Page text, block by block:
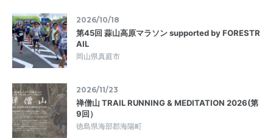
2026/10/18
第45回 蒜山高原マラソン supported by FORESTR
AIL
岡山県真庭市
2026/11/23
禅僧山 TRAIL RUNNING & MEDITATION 2026(第
9回）
徳島県海部郡海陽町